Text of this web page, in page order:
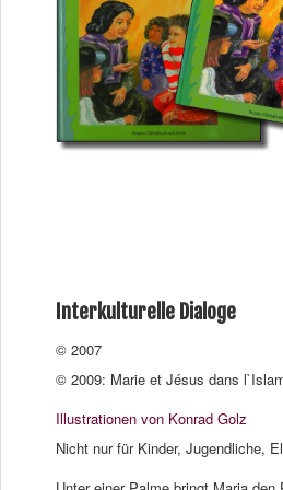
Interkulturelle Dialoge
© 2007
© 2009: Marie et Jésus dans
Illustrationen von Konrad Golz
Nicht nur für Kinder, Jugendliche,